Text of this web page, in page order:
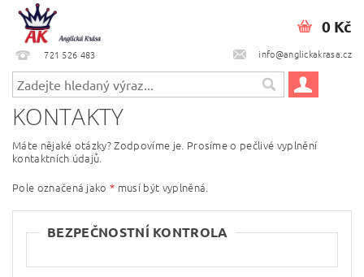
721 526 483 info@anglickakrasa.cz
0 Kč
KONTAKTY
Máte nějaké otázky? Zodpovíme je. Prosíme o pečlivé vyplnění
kontaktních údajů.
Pole označená jako* musí být vyplněná.
BEZPEČNOSTNÍ KONTROLA